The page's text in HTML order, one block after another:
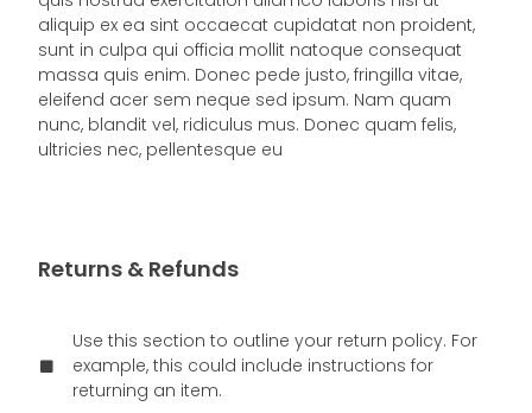
aliquip ex ea sint occaecat cupidatat non proident,
sunt in culpa qui officia mollit natoque consequat
massa quis enim. Donec pede justo, fringilla vitae,
eleifend acer sem neque sed ipsum. Nam quam
nunc, blandit vel, ridiculus mus. Donec quam felis,
ultricies nec, pellentesque eu
Returns & Refunds
Use this section to outline your return policy. For
example, this could include instructions for
returning an item.